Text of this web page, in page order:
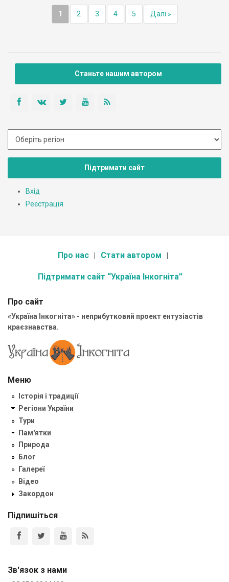
1 2 3 4 5 Далі »
Станьте нашим автором
Підтримати сайт
Вхід
Реєстрація
Про нас Стати автором
Підтримати сайт “Україна Інкогніта”
Про сайт
«Україна Інкогніта» - неприбутковий проект ентузіастів
краєзнавства.
Меню
Історія і традиції
Регіони України
Тури
Пам'ятки
Природа
Блог
Галереї
Відео
Закордон
Підпишіться
Зв'язок з нами